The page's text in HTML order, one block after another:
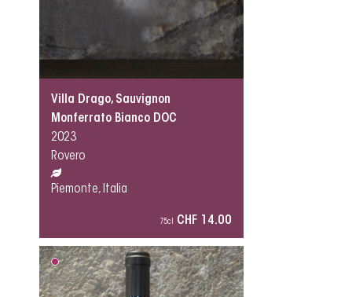
Villa Drago, Sauvignon
Monferrato Bianco DOC
2023
Rovero
Piemonte, Italia
75cl CHF 14.00